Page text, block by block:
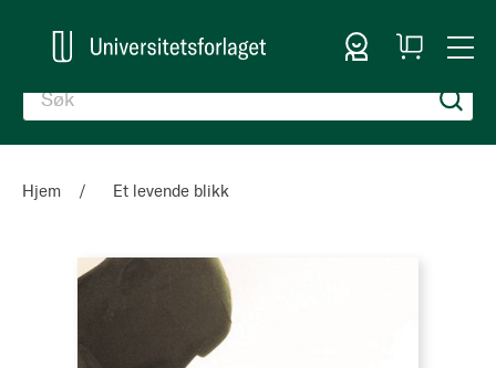
Logg inn
Handlekurv
Hjem Et levende blikk